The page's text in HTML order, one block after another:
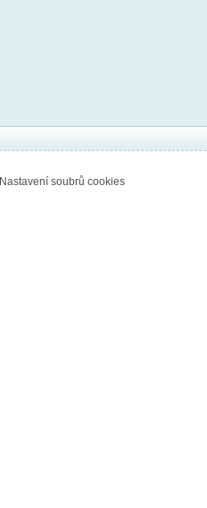
Nastavení soubrů cookies